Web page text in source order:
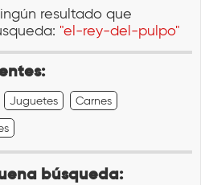
resultado que
"el-rey-del-pulpo"
Juguetes Carnes
búsqueda: